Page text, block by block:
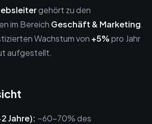
gehört zu den
im Bereich Geschäft & Marketing.
Wachstum von +5%pro Jahr
aufgestellt.
Jahre): ~60-70% des